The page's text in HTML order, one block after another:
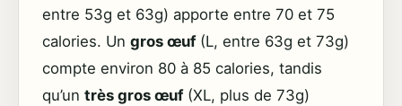
entre 53g et 63g) apporte entre 70 et 75
calories. Un gros œuf(L, entre 63g et 73g)
compte environ 80 à 85 calories, tandis
qu’un très gros œuf(XL, plus de 73g)